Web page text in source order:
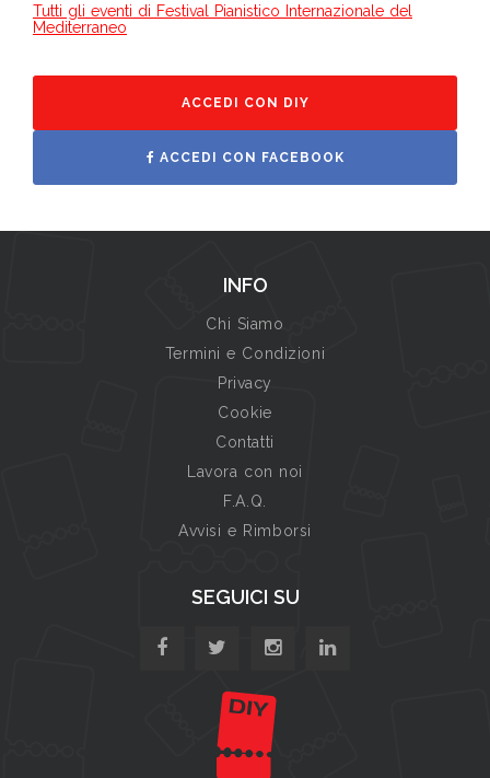
Tutti gli eventi di Festival Pianistico Internazionale del
Mediterraneo
ACCEDI CON DIY
ACCEDI CON FACEBOOK
INFO
Chi Siamo
Termini e Condizioni
Privacy
Cookie
Contatti
Lavora con noi
F.A.Q.
Avvisi e Rimborsi
SEGUICI SU